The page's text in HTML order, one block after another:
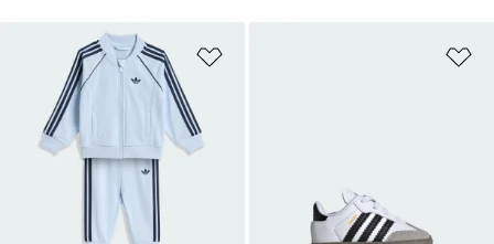
Aggiungi alla lista dei desideri